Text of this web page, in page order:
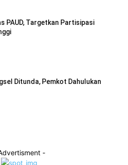
PAUD, Targetkan Partisipasi
Ditunda, Pemkot Dahulukan
-